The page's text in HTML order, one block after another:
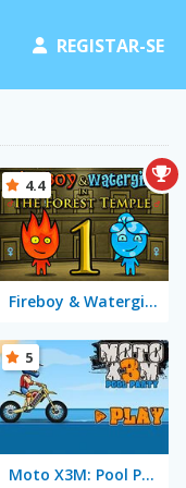
REGISTAR-SE
Fireboy & Watergirl in The Forest Temple
4.4
Moto X3M: Pool Party
5